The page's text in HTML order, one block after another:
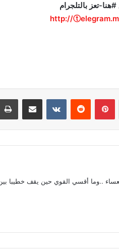
تعز بالتلجرام
http://
بينتيريست مشاركة عبر البريد
..وما أقسي القوي حين يقف خطيبا